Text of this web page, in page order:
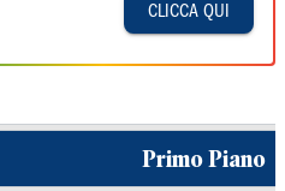
CLICCA QUI
Primo Piano